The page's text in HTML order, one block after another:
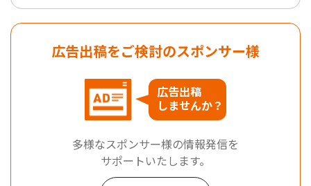
広告出稿をご検討のスポンサー様
広告出稿
しませんか？
多様なスポンサー様の情報発信を
サポートいたします。